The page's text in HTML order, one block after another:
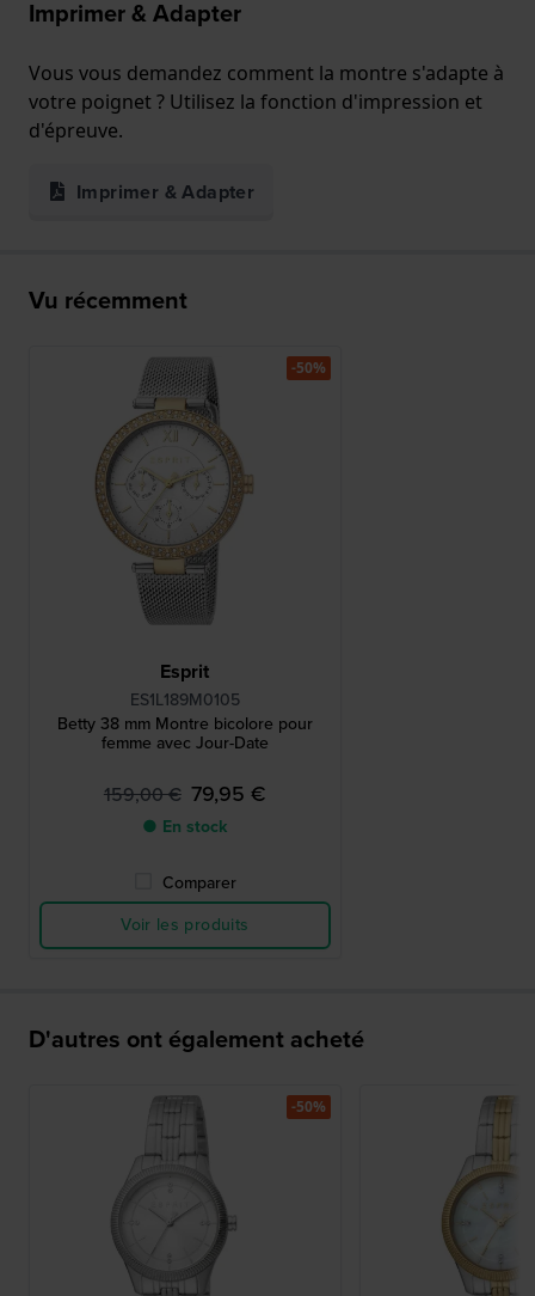
Imprimer & Adapter
Vous vous demandez comment la montre s'adapte à
votre poignet ? Utilisez la fonction d'impression et
d'épreuve.
Imprimer & Adapter
Vu récemment
Esprit
ES1L189M0105
Betty 38 mm Montre bicolore pour
femme avec Jour-Date
159,00 € 79,95 €
● En stock
Comparer
Voir les produits
-50%
D'autres ont également acheté
-50%